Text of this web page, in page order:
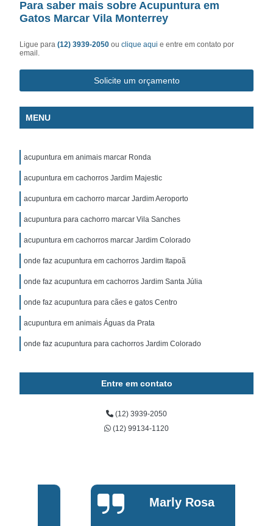
Para saber mais sobre Acupuntura em
Gatos Marcar Vila Monterrey
Ligue para(12) 3939-2050ouclique aqui e entre em contato por
email.
Solicite um orçamento
MENU
acupuntura em animais marcar Ronda
acupuntura em cachorros Jardim Majestic
acupuntura em cachorro marcar Jardim Aeroporto
acupuntura para cachorro marcar Vila Sanches
acupuntura em cachorros marcar Jardim Colorado
onde faz acupuntura em cachorros Jardim Itapoã
onde faz acupuntura em cachorros Jardim Santa Júlia
onde faz acupuntura para cães e gatos Centro
acupuntura em animais Águas da Prata
onde faz acupuntura para cachorros Jardim Colorado
Entre em contato
(12) 3939-2050
(12) 99134-1120
Marly Rosa